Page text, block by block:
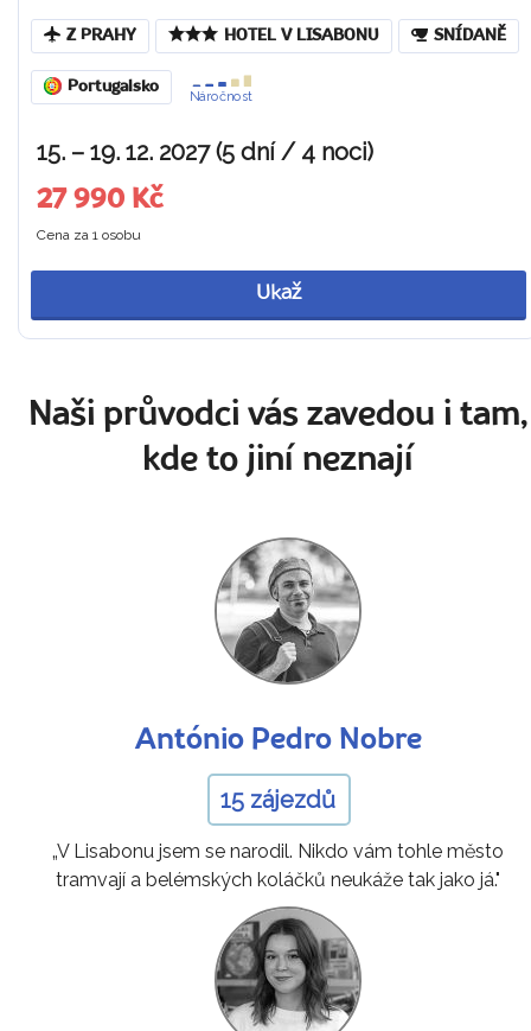
Z PRAHY HOTEL V LISABONU SNÍDANĚ
Portugalsko
Náročnost
15. – 19. 12. 2027 (5 dní / 4 noci)
27 990 Kč
Cena za 1 osobu
Ukaž
Naši průvodci vás zavedou i tam,
kde to jiní neznají
António Pedro Nobre
15 zájezdů
„V Lisabonu jsem se narodil. Nikdo vám tohle město
tramvají a belémských koláčků neukáže tak jako já."